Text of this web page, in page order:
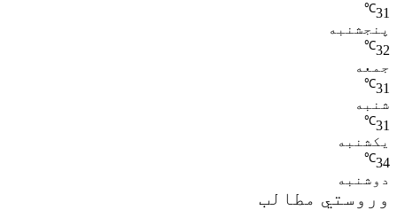
31
℃
پنجشنبه
32
℃
جمعه
31
℃
شنبه
31
℃
یکشنبه
34
℃
دوشنبه
وروستي مطالب